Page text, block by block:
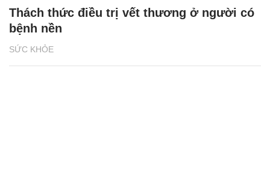
SỨC KHỎE
Thách thức điều trị vết thương ở người có
bệnh nền